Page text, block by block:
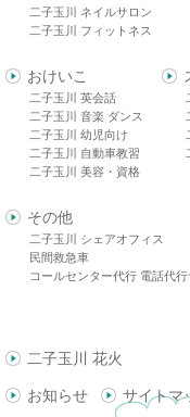
二子玉川 ネイルサロン
二子玉川 フィットネス
おけいこ
二子玉川 英会話
二子玉川 音楽 ダンス
二子玉川 幼児向け
二子玉川 自動車教習
二子玉川 美容・資格
その他
二子玉川 シェアオフィス
民間救急車
コールセンター代行 電話代行
二子玉川 花火
お知らせ サイトマ